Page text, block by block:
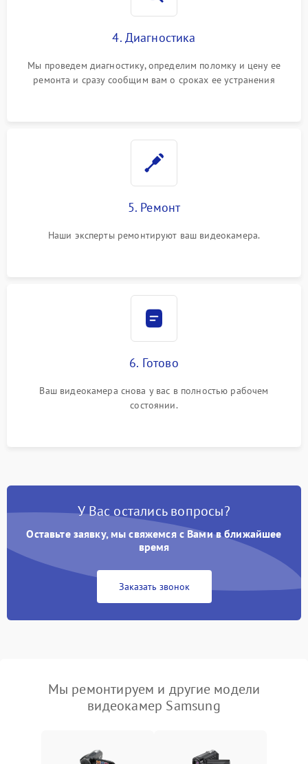
4. Диагностика
Мы проведем диагностику, определим поломку и цену ее
ремонта и сразу сообщим вам о сроках ее устранения
5. Ремонт
Наши эксперты ремонтируют ваш видеокамера.
6. Готово
Ваш видеокамера снова у вас в полностью рабочем
состоянии.
У Вас остались вопросы?
Оставьте заявку, мы свяжемся с Вами в ближайшее
время
Заказать звонок
Мы ремонтируем и другие модели
видеокамер Samsung